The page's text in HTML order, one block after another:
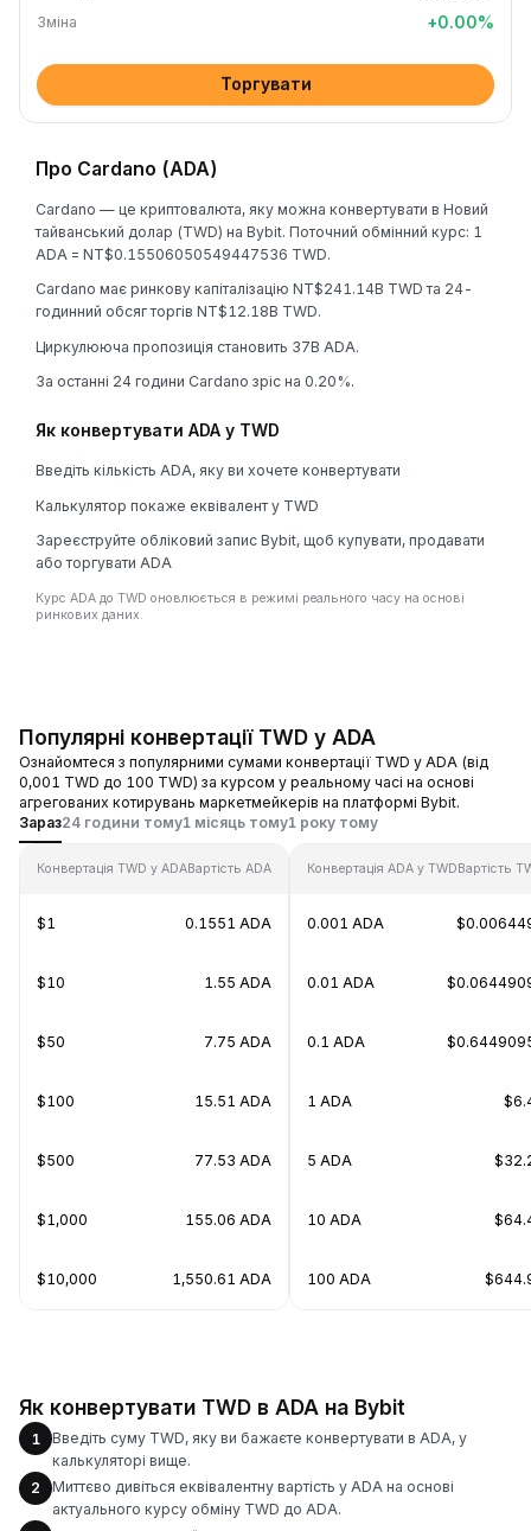
Зміна +0.00%
Торгувати
Про Cardano (ADA)
Cardano — це криптовалюта, яку можна конвертувати в Новий
тайванський долар (TWD) на Bybit. Поточний обмінний курс: 1
ADA = NT$0.15506050549447536 TWD.
Cardano має ринкову капіталізацію NT$241.14B TWD та 24-
годинний обсяг торгів NT$12.18B TWD.
Циркулююча пропозиція становить 37B ADA.
За останні 24 години Cardano зріс на 0.20%.
Як конвертувати ADA у TWD
Введіть кількість ADA, яку ви хочете конвертувати
Калькулятор покаже еквівалент у TWD
Зареєструйте обліковий запис Bybit, щоб купувати, продавати
або торгувати ADA
Курс ADA до TWD оновлюється в режимі реального часу на основі
ринкових даних.
Популярні конвертації TWD у ADA
Ознайомтеся з популярними сумами конвертації TWD у ADA (від
0,001 TWD до 100 TWD) за курсом у реальному часі на основі
агрегованих котирувань маркетмейкерів на платформі Bybit.
Зараз24 години тому1 місяць тому1 року тому
Конвертація TWD у ADAВартість ADA
$1 0.1551 ADA
$10 1.55 ADA
$50 7.75 ADA
$100 15.51 ADA
$500 77.53 ADA
$1,000 155.06 ADA
$10,000 1,550.61 ADA
Конвертація ADA у TWDВартість
0.001 ADA
0.01 ADA
0.1 ADA
1 ADA
5 ADA
10 ADA
100 ADA
Як конвертувати TWD в ADA на Bybit
1
Введіть суму TWD, яку ви бажаєте конвертувати в ADA, у
калькуляторі вище.
2
Миттєво дивіться еквівалентну вартість у ADA на основі
актуального курсу обміну TWD до ADA.